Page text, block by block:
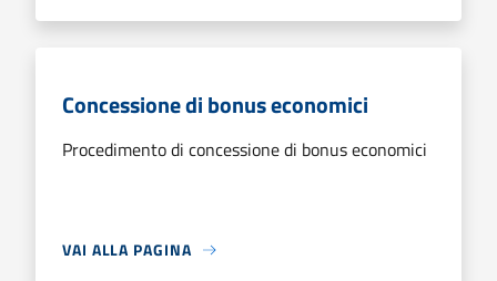
Concessione di bonus economici
Procedimento di concessione di bonus economici
VAI ALLA PAGINA